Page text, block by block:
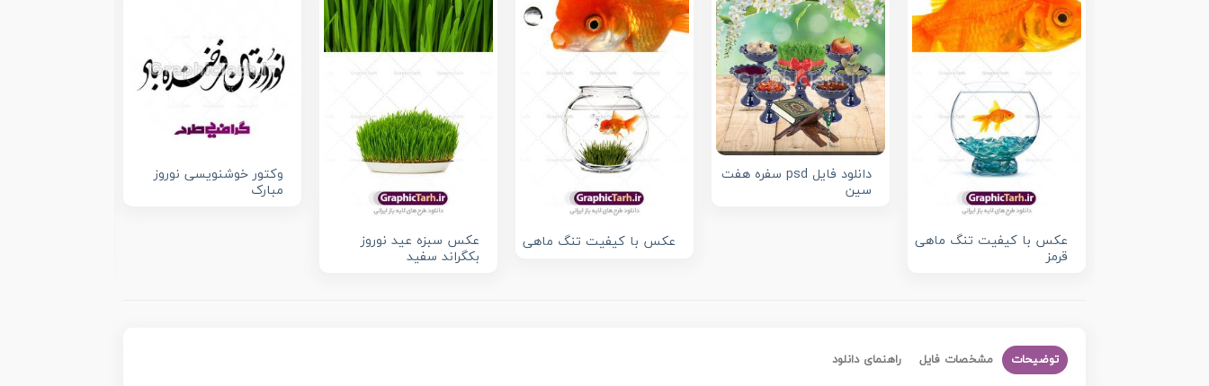
عکس با کیفیت تنگ ماهی
قرمز
دانلود فایل psd سفره هفت
سین
عکس با کیفیت تنگ ماهی
عکس سبزه عید نوروز
بکگراند سفید
وکتور خوشنویسی نوروز
مبارک
توضیحات مشخصات فایل راهنمای دانلود